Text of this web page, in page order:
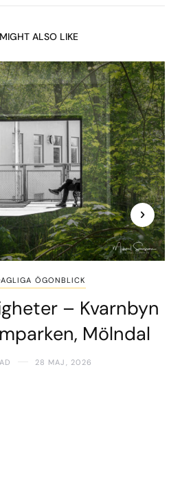
ALSO LIKE
ÖGONBLICK
– Kvarnbyn
Mölndal
28 MAJ, 2026